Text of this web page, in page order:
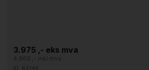
3.975 ,- eks mva
4.969 ,- inkl mva
ID: 63145